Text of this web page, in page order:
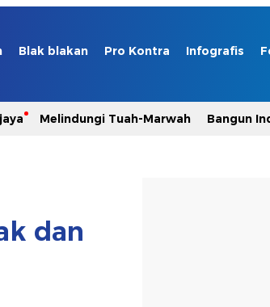
Blak blakan Pro Kontra Infografis
Melindungi Tuah-Marwah Bangun
dan